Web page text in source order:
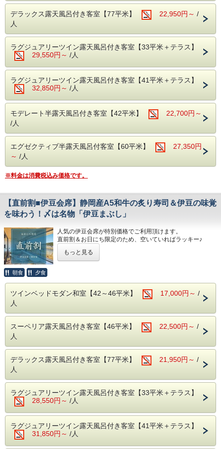
ぜひ当館をご利用ください。
●HANA Styleおすすめポイント
のご用意
・肌ざわりのよいバスタオルお一人様につき2枚ご用意
・SDGsに配慮したアメニティセット（女性用・男性用）
・フリードリンクタイムあり（2Fラウンジにて・セルフ
式）
・女性には彩浴衣の無料貸し出し
・貸切露天風呂3か所は、予約無しで自由にご利用頂けます
（24時～朝5時半はクローズ）
・お部屋は全て狩野川に面した、解放感溢れるお部屋。
メインは「静岡産A5和牛の炙り寿司」
地元のブランド和牛「しずおか和牛 頂上」を
当館の料理人が自らお客様の目の前で炙り鮨をお造りしま
〆は、富嶽はなぶさ名物「いずまぶし」など
ご堪能下さい。
※ご夕食「伊豆会席」のボリューム★★★☆☆
※連泊の場合は、２泊目以降のお献立の内容が変わります。
【ご朝食】15種類の小鉢、郷土料理「国清汁」、鯵の干
物、三島西麓野菜の蒸し物
「ちょっとずつを沢山」お召し上がりいただく和定食です。
【温泉】
アルカリ性単純泉で肌に優しい温泉です。
天風呂（3か所）でお楽しみください。
※こちらのプランのお支払いは事前カード決済のみです。
デラックス露天風呂付き客室【77平米】 22,950円～ /
人
ラグジュアリーツイン露天風呂付き客室【33平米＋テラス】
29,550円～ /人
ラグジュアリーツイン露天風呂付き客室【41平米＋テラス】
32,850円～ /人
モデレート半露天風呂付き客室【42平米】
22,700円～
/人
エグゼクティブ半露天風呂付客室【60平米】
27,350円
～ /人
※料金は消費税込み価格です。
【直前割■伊豆会席】静岡産A5和牛の炙り寿司＆伊豆の味覚
を味わう！〆は名物「伊豆まぶし」
人気の伊豆会席が特別価格でご利用頂けます。
直前割＆お日にち限定のため、空いていればラッキー♪
メインは「静岡産A5和牛の炙り寿司」
伊豆の味覚や、その時々の旬の新鮮な食材を板長が腕を振る
近海で獲れた魚介を中心とした新鮮なお刺身、
地元・韮山で育ったトマトのワイン煮、
〆は、富嶽はなぶさ名物、本山葵をすりおろしてご飯に乗せ
目でも舌でも季節を感じられる、自慢の月替わり会席料理を
ご堪能下さい。
お食事処でご用意致します。
＊連泊の場合は、２泊目以降のお献立の内容が変わります。
【ご朝食】15種類の小鉢、郷土料理「国清汁」、三島西麓
野菜の蒸し物、鯵の干物など、
「ちょっとずつを沢山」お召し上がりいただく和定食です。
◆お子様の夕食についてのご注意事項
・小学生高学年 お子様定食＋お造り
・小学生低学年・幼児 お子様定食
もっと見る
朝食 夕食
ツインベッドモダン和室【42～46平米】 17,000円～ /
人
スーペリア露天風呂付き客室【46平米】 22,500円～ /
人
デラックス露天風呂付き客室【77平米】 21,950円～ /
人
ラグジュアリーツイン露天風呂付き客室【33平米＋テラス】
28,550円～ /人
ラグジュアリーツイン露天風呂付き客室【41平米＋テラス】
31,850円～ /人